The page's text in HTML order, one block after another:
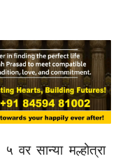
वर सान्या मल्होत्रा